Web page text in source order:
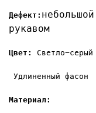
Дефект:
рукавом
Цвет: Светло-серый
Удлиненный фасон
Материал: